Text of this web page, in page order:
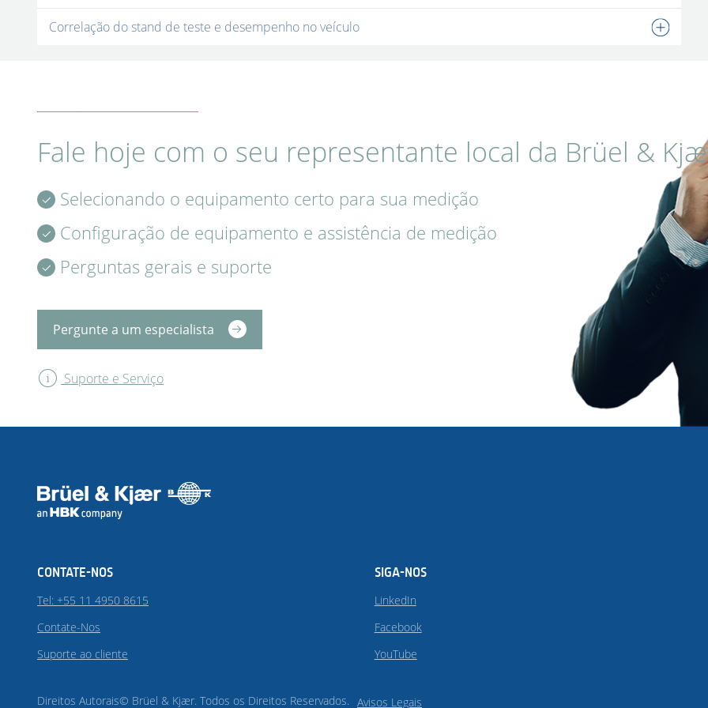
Correlação do stand de teste e desempenho no veículo
Fale hoje com o seu representante local da Brüel &
Selecionando o equipamento certo para sua medição
Configuração de equipamento e assistência de medição
Perguntas gerais e suporte
Pergunte a um especialista
Suporte e Serviço
CONTATE-NOS
Tel: +55 11 4950 8615
Contate-Nos
Suporte ao cliente
SIGA-NOS
LinkedIn
Facebook
YouTube
Direitos Autorais© Brüel & Kjær. Todos os Direitos Reservados. Avisos Legais